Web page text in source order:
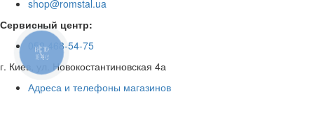
shop@romstal.ua
Сервисный центр:
050 468-54-75
г. Киев, ул. Новокостантиновская 4а
Адреса и телефоны магазинов
КНОПКА
ЗВ'ЯЗКУ